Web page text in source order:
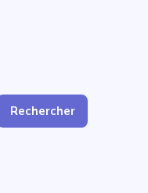
Rechercher